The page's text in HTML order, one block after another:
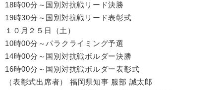
18時00分～国別対抗戦リード決勝
19時30分～国別対抗戦リード表彰式
１０月２５日（土）
10時00分～パラクライミング予選
14時00分～国別対抗戦ボルダー決勝
16時00分～国別対抗戦ボルダー表彰式
（表彰式出席者） 福岡県知事 服部 誠太郎